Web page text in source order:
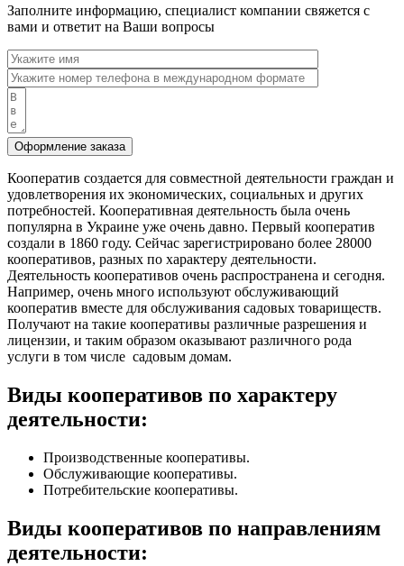
Заполните информацию, специалист компании свяжется с
вами и ответит на Ваши вопросы
Оформление заказа
Кооператив создается для совместной деятельности граждан и
удовлетворения их экономических, социальных и других
потребностей. Кооперативная деятельность была очень
популярна в Украине уже очень давно. Первый кооператив
создали в 1860 году. Сейчас зарегистрировано более 28000
кооперативов, разных по характеру деятельности.
Деятельность кооперативов очень распространена и сегодня.
Например, очень много используют обслуживающий
кооператив вместе для обслуживания садовых товариществ.
Получают на такие кооперативы различные разрешения и
лицензии, и таким образом оказывают различного рода
услуги в том числе садовым домам.
Виды кооперативов по характеру
деятельности:
Производственные кооперативы.
Обслуживающие кооперативы.
Потребительские кооперативы.
Виды кооперативов по направлениям
деятельности: